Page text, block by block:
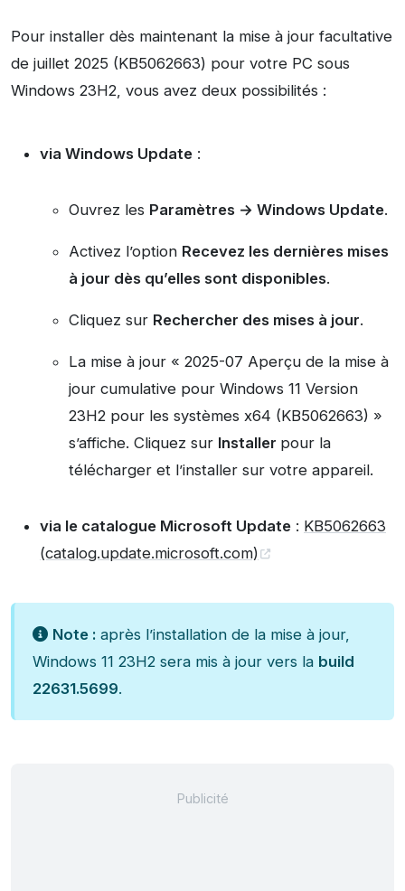
Pour installer dès maintenant la mise à jour facultative
de juillet 2025 (KB5062663) pour votre PC sous
Windows 23H2, vous avez deux possibilités :
via Windows Update :
Ouvrez les Paramètres → Windows Update.
Activez l’option Recevez les dernières mises
à jour dès qu’elles sont disponibles.
Cliquez sur Rechercher des mises à jour.
La mise à jour « 2025-07 Aperçu de la mise à
jour cumulative pour Windows 11 Version
23H2 pour les systèmes x64 (KB5062663) »
s’affiche. Cliquez sur Installer pour la
télécharger et l’installer sur votre appareil.
via le catalogue Microsoft Update : KB5062663
(catalog.update.microsoft.com)
Note : après l’installation de la mise à jour,
Windows 11 23H2 sera mis à jour vers la build
22631.5699.